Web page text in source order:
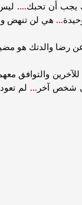
يجب أن تحبك.... ليس
... هي لن تنهض
والدتك هو
للآخرين
شخص آخر ...لم